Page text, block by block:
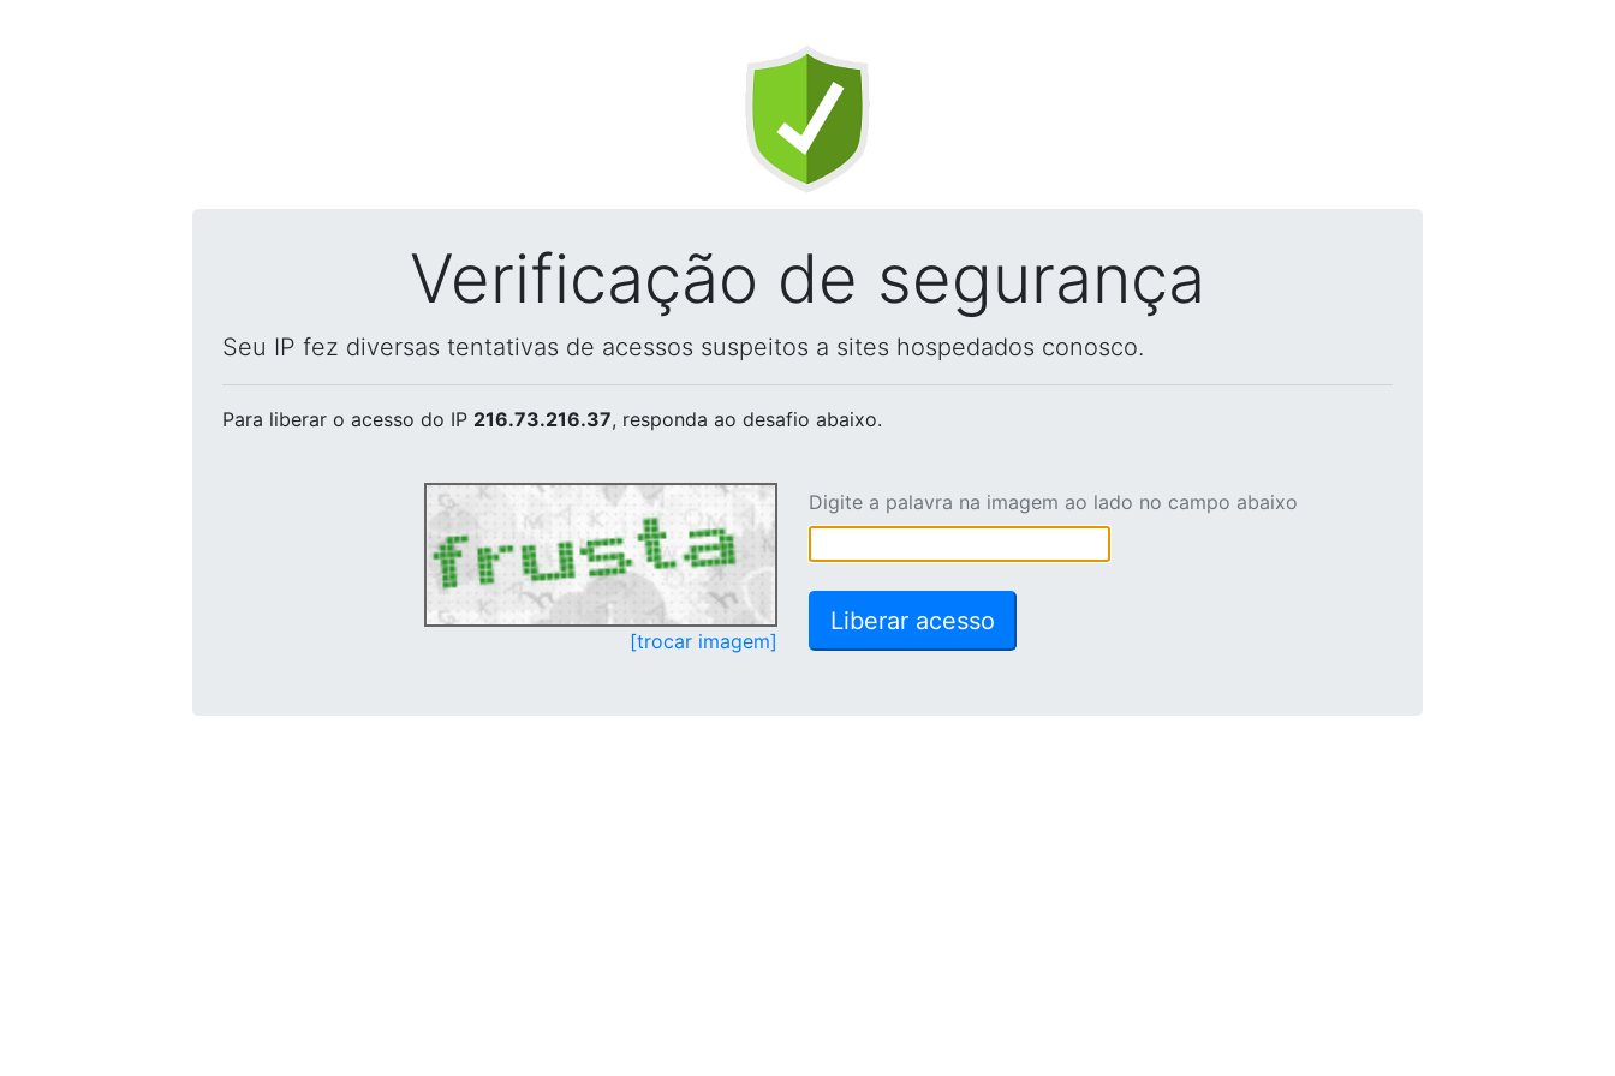
Verificação de segurança
Seu IP fez diversas tentativas de acessos suspeitos a sites hospedados conosco.
Para liberar o acesso do IP 216.73.216.37, responda ao desafio abaixo.
[trocar imagem]
Digite a palavra na imagem ao lado no campo abaixo